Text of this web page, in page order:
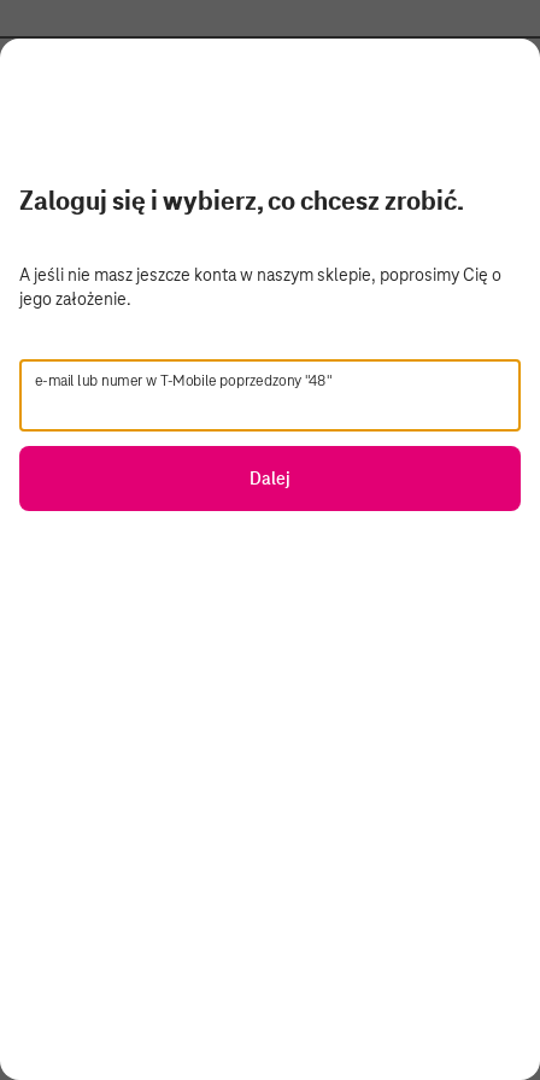
Zaloguj się i wybierz, co chcesz zrobić.
A jeśli nie masz jeszcze konta w naszym sklepie, poprosimy Cię o
jego założenie.
e-mail lub numer w T-Mobile poprzedzony "48"
Dalej